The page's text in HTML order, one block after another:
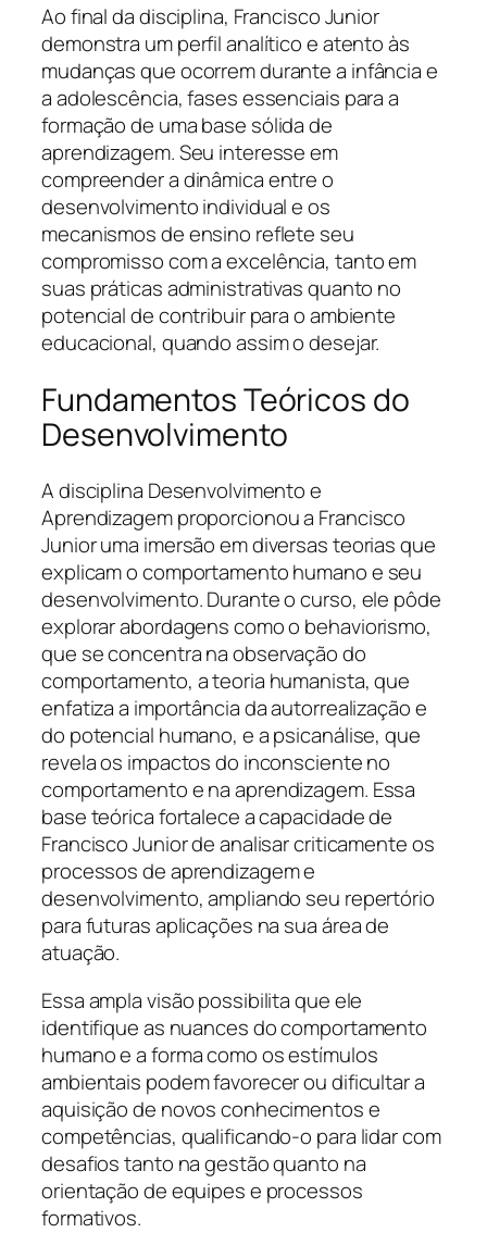
Ao final da disciplina, Francisco Junior
demonstra um perfil analítico e atento às
mudanças que ocorrem durante a infância e
a adolescência, fases essenciais para a
formação de uma base sólida de
aprendizagem. Seu interesse em
compreender a dinâmica entre o
desenvolvimento individual e os
mecanismos de ensino reflete seu
compromisso com a excelência, tanto em
suas práticas administrativas quanto no
potencial de contribuir para o ambiente
educacional, quando assim o desejar.
Fundamentos Teóricos do
Desenvolvimento
A disciplina Desenvolvimento e
Aprendizagem proporcionou a Francisco
Junior uma imersão em diversas teorias que
explicam o comportamento humano e seu
desenvolvimento. Durante o curso, ele pôde
explorar abordagens como o behaviorismo,
que se concentra na observação do
comportamento, a teoria humanista, que
enfatiza a importância da autorrealização e
do potencial humano, e a psicanálise, que
revela os impactos do inconsciente no
comportamento e na aprendizagem. Essa
base teórica fortalece a capacidade de
Francisco Junior de analisar criticamente os
processos de aprendizagem e
desenvolvimento, ampliando seu repertório
para futuras aplicações na sua área de
atuação.
Essa ampla visão possibilita que ele
identifique as nuances do comportamento
humano e a forma como os estímulos
ambientais podem favorecer ou dificultar a
aquisição de novos conhecimentos e
competências, qualificando-o para lidar com
desafios tanto na gestão quanto na
orientação de equipes e processos
formativos.